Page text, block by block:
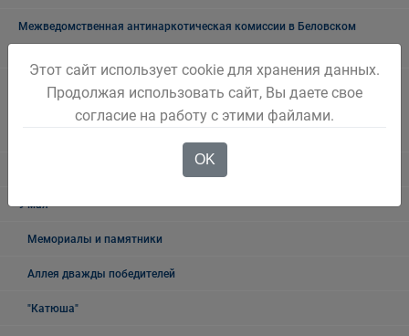
Межведомственная антинаркотическая комиссии в Беловском
Наблюдательная комиссия по социальной адаптации лиц,
освободившихся из мест лишения свободы Беловского городского
9 мая
Мемориалы и памятники
Аллея дважды победителей
"Катюша"
Этот сайт использует cookie для хранения данных.
Продолжая использовать сайт, Вы даете свое
согласие на работу с этими файлами.
OK